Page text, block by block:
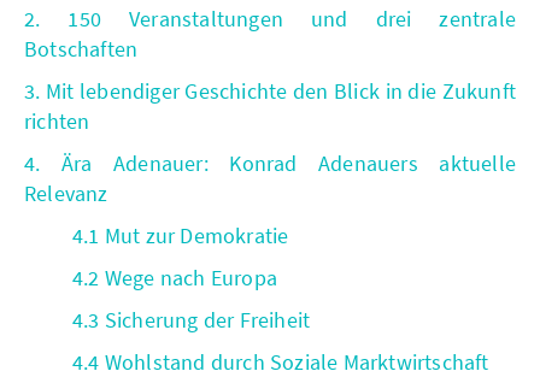
2. 150 Veranstaltungen und drei zentrale
Botschaften
3. Mit lebendiger Geschichte den Blick in die Zukunft
richten
4. Ära Adenauer: Konrad Adenauers aktuelle
Relevanz
4.1 Mut zur Demokratie
4.2 Wege nach Europa
4.3 Sicherung der Freiheit
4.4 Wohlstand durch Soziale Marktwirtschaft